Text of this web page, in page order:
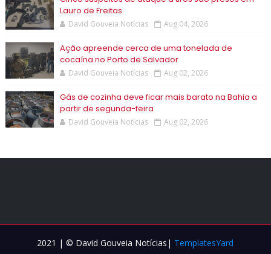
Lauro de Freitas
David Gouveia Notícias Aug 04, 2026
Ação apreende cerca de uma tonelada de
cocaína no Porto de Salvador
David Gouveia Notícias Aug 02, 2026
Gás de cozinha deve ficar mais barato na Bahia a
partir de segunda-feira
David Gouveia Notícias Aug 02, 2026
2021 | © David Gouveia Notícias| TemplatesYard